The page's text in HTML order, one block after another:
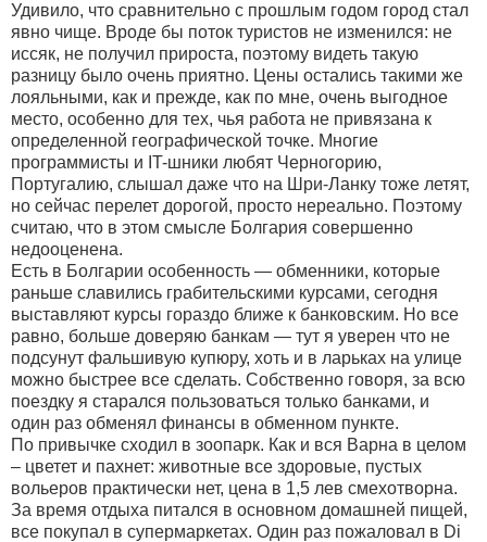
Удивило, что сравнительно с прошлым годом город стал
явно чище. Вроде бы поток туристов не изменился: не
иссяк, не получил прироста, поэтому видеть такую
разницу было очень приятно. Цены остались такими же
лояльными, как и прежде, как по мне, очень выгодное
место, особенно для тех, чья работа не привязана к
определенной географической точке. Многие
программисты и IT-шники любят Черногорию,
Португалию, слышал даже что на Шри-Ланку тоже летят,
но сейчас перелет дорогой, просто нереально. Поэтому
считаю, что в этом смысле Болгария совершенно
недооценена.
Есть в Болгарии особенность — обменники, которые
раньше славились грабительскими курсами, сегодня
выставляют курсы гораздо ближе к банковским. Но все
равно, больше доверяю банкам — тут я уверен что не
подсунут фальшивую купюру, хоть и в ларьках на улице
можно быстрее все сделать. Собственно говоря, за всю
поездку я старался пользоваться только банками, и
один раз обменял финансы в обменном пункте.
По привычке сходил в зоопарк. Как и вся Варна в целом
– цветет и пахнет: животные все здоровые, пустых
вольеров практически нет, цена в 1,5 лев смехотворна.
За время отдыха питался в основном домашней пищей,
все покупал в супермаркетах. Один раз пожаловал в Di